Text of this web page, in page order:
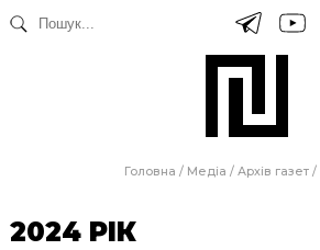
Головна / Медіа / Архів газет /
2024 РІК